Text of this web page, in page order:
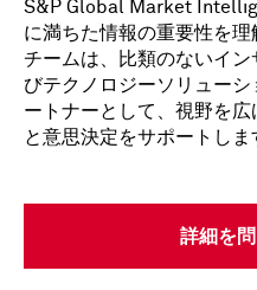
S&P Global Market
に満ちた情報の重要性を
チームは、比類のないイ
びテクノロジーソリュー
ートナーとして、視野を
と意思決定をサポートしま
詳細を